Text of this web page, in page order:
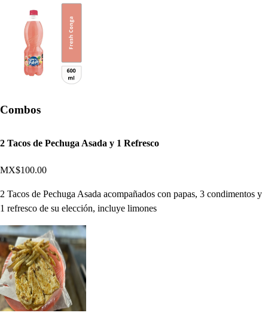
Combos
2 Tacos de Pechuga Asada y 1 Refresco
MX$100.00
2 Tacos de Pechuga Asada acompañados con papas, 3 condimentos y
1 refresco de su elección, incluye limones